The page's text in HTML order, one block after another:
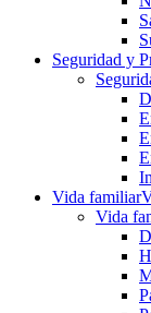
Seguridad y
Vida familiar
Vida